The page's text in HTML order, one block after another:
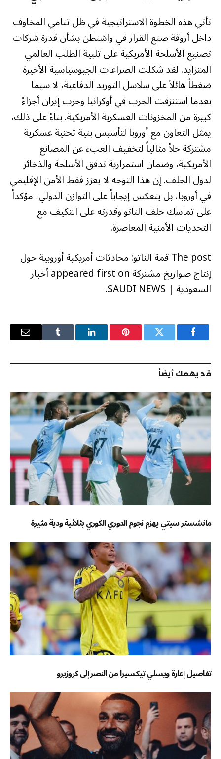
تأتي هذه الخطوة الاستراتيجية في ظل تنامي المخاوف
داخل أروقة صنع القرار في واشنطن بشأن قدرة شركات
تصنيع الأسلحة الأمريكية على تلبية الطلب العالمي
المتزايد. لقد شكلت الصراعات الجيوسياسية الأخيرة
ضغطاً هائلاً على سلاسل التوريد الدفاعية، لا سيما
بعدما استنزفت الحرب في أوكرانيا وحرب إيران أجزاءً
كبيرة من المخزونات العسكرية الأمريكية. بناءً على ذلك،
يمثل التعاون مع أوروبا لتأسيس بنية تحتية عسكرية
مشتركة حلاً مثالياً لتخفيف العبء عن المصانع
الأمريكية، وضمان استمرارية تدفق الأسلحة والذخائر
لدول الحلف. إن هذا التوجه لا يعزز فقط الأمن الإقليمي
في أوروبا، بل ينعكس إيجاباً على التوازن الدولي، مؤكداً
على تماسك حلف الناتو وقدرته على التكيف مع
التحديات الأمنية المعاصرة.
The post قمة الناتو: محادثات أمريكية أوروبية حول
إنتاج صواريخ مشتركة appeared first on أخبار
السعودية | SAUDI NEWS.
فيسبوك تويتر بينتيريستلينكدإن Tumblr
البريد
قد يهمك أيضاً
مانشستر سيتي يهزم نجوم الدوري الكوري بثلاثية ودية مثيرة
تفاصيل إعارة ويسلي تيكسيرا من النصر إلى كروزيرو